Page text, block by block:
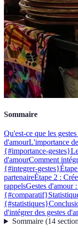
Sommaire
Qu'est-ce que les
d'amourL'importance
{#importance-gestes}
d'amourComment
{#integrer-gestes}
partenaireÉtape 2 :
rappelsGestes d'amour
{#comparatif}
{#statistiques}
d'intégrer des gestes
Sommaire(14